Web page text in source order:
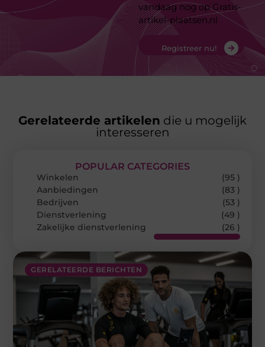
vandaag nog op Gratis-
artikel-plaatsen.nl
Registreer nu!
Gerelateerde artikelen die u mogelijk
interesseren
GERELATEERDE BERICHTEN
POPULAR CATEGORIES
Winkelen
(95 )
Aanbiedingen
(83 )
Bedrijven
(53 )
Dienstverlening
(49 )
Zakelijke dienstverlening
(26 )